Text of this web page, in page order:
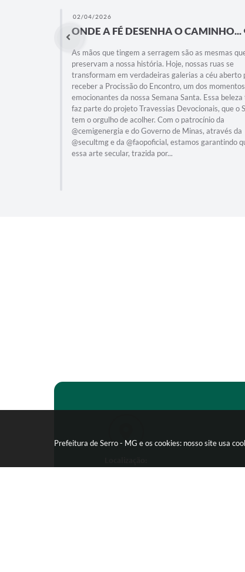
Prefeitura de Serro - MG e os cookies: nosso site usa
02/04/2026
ONDE A FÉ DESENHA O
As mãos que tingem a serragem são as mesmas
preservam a nossa história. Hoje, nossas ruas se
transformam em verdadeiras galerias a céu aberto
receber a Procissão do Encontro, um dos
emocionantes da nossa Semana Santa. Essa beleza
faz parte do projeto Travessias Devocionais, que o
tem o orgulho de acolher. Com o patrocínio da
@cemigenergia e do Governo de Minas, através da
@secultmg e da @faopoficial, estamos garantindo
essa arte secular, trazida por...